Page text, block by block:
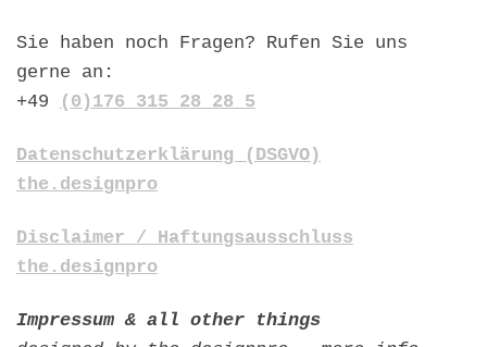
Sie haben noch Fragen? Rufen Sie uns
gerne an:
+49
(0)176 315 28 28 5
Datenschutzerklärung (DSGVO)
the.designpro
Disclaimer / Haftungsausschluss
the.designpro
Impressum & all other things